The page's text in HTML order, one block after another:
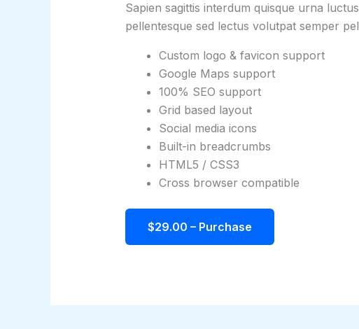
Sapien sagittis interdum quisque urna
pellentesque sed lectus volutpat semper
Custom logo & favicon support
Google Maps support
100% SEO support
Grid based layout
Social media icons
Built-in breadcrumbs
HTML5 / CSS3
Cross browser compatible
$29.00 – Purchase